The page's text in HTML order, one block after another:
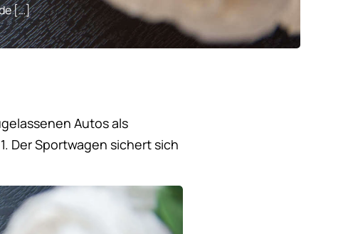
[…]
Autos als
Der Sportwagen sichert sich